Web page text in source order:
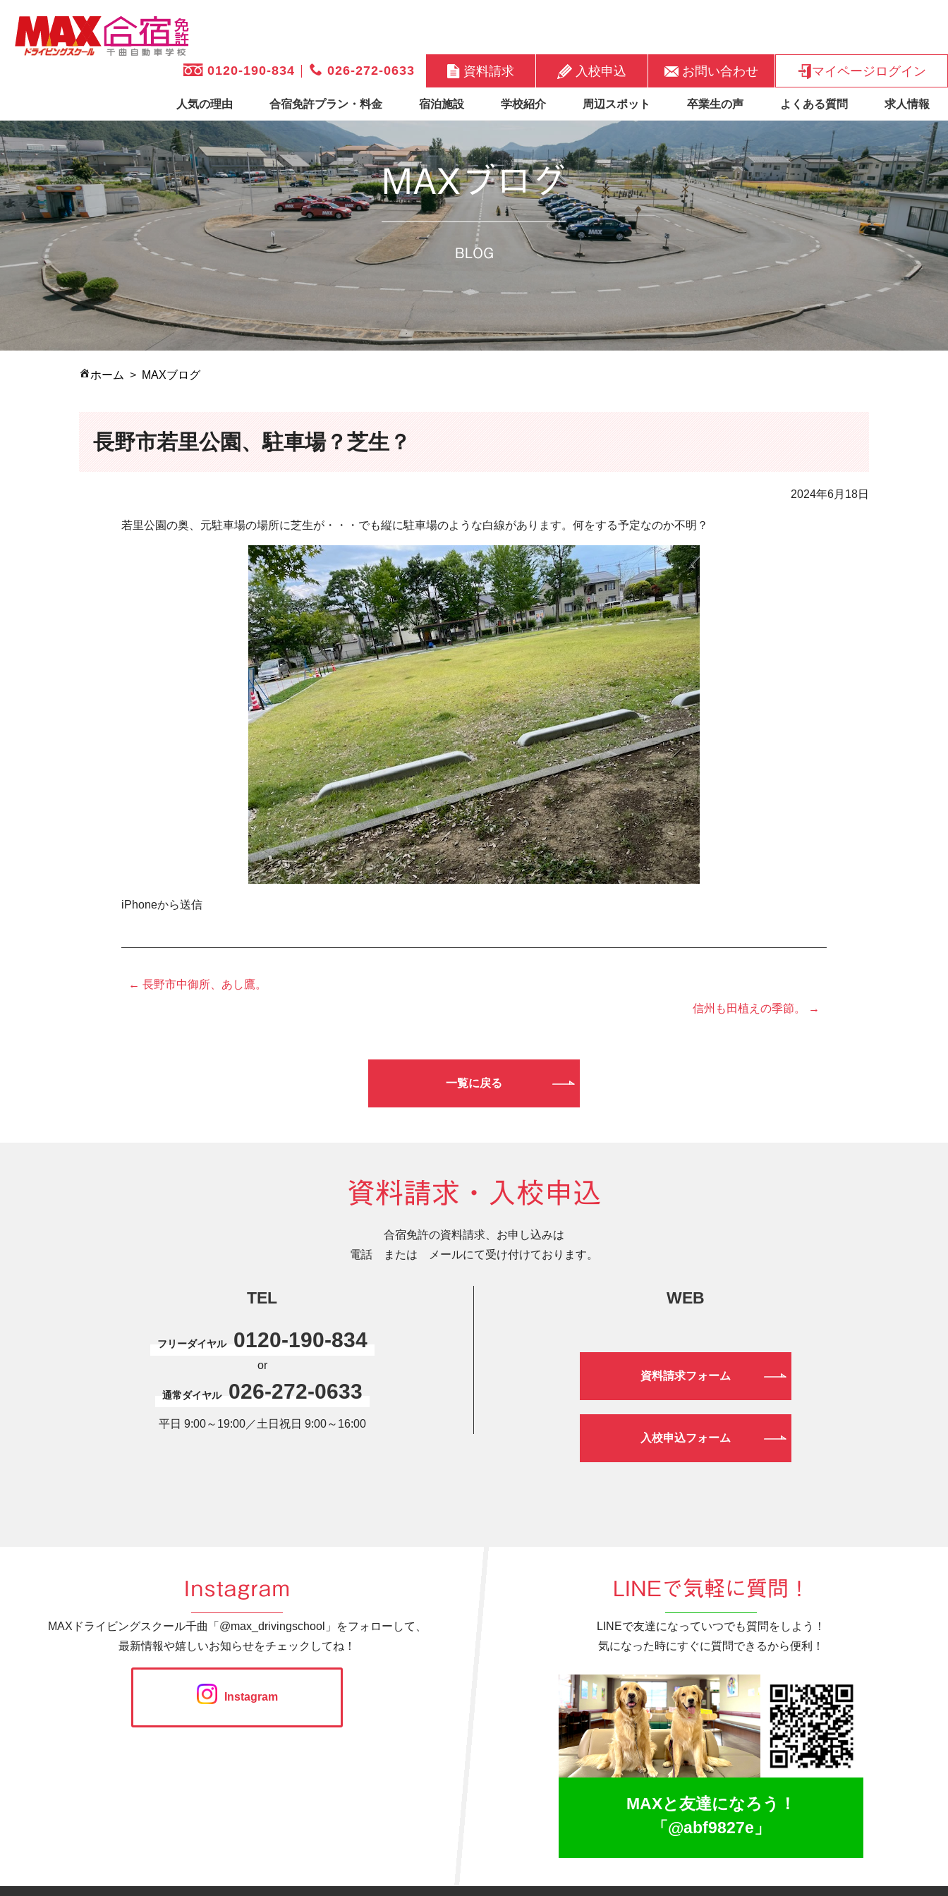
0120-190-834 026-272-0633 資料請求 入校申込 お問い合わせ マイページログイン
人気の理由 合宿免許プラン・料金 宿泊施設 学校紹介 周辺スポット 卒業生の声 よくある質問 求人情報
MAXブログ
BLOG
ホーム MAXブログ
長野市若里公園、駐車場？芝生？
2024年6月18日
若里公園の奥、元駐車場の場所に芝生が・・・でも縦に駐車場のような白線があります。何をする予定なのか不明？
iPhoneから送信
← 長野市中御所、あし鷹。
信州も田植えの季節。 →
一覧に戻る
資料請求・入校申込
合宿免許の資料請求、お申し込みは
電話 または メールにて受け付けております。
TEL
フリーダイヤル 0120-190-834
or
通常ダイヤル 026-272-0633
平日 9:00～19:00／土日祝日 9:00～16:00
WEB
資料請求フォーム
入校申込フォーム
Instagram
MAXドライビングスクール千曲「@max_drivingschool」をフォローして、
最新情報や嬉しいお知らせをチェックしてね！
Instagram
LINEで気軽に質問！
LINEで友達になっていつでも質問をしよう！
気になった時にすぐに質問できるから便利！
MAXと友達になろう！
「@abf9827e」